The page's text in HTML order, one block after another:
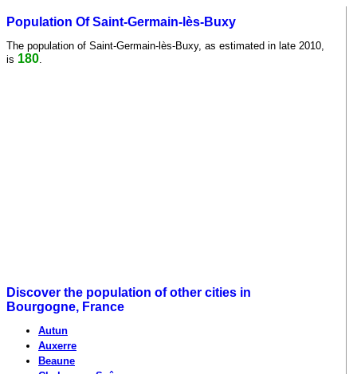
Population Of Saint-Germain-lès-Buxy
The population of Saint-Germain-lès-Buxy, as estimated in late 2010,
is 180
Discover the population of other cities in
Bourgogne, France
Autun
Auxerre
Beaune